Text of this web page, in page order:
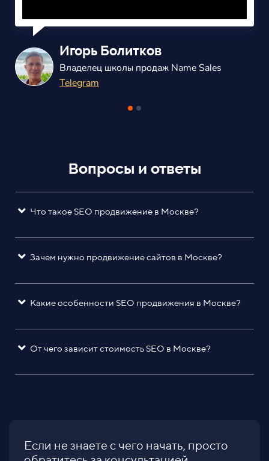
Александр Балаш
Владелец маркетингового агенства
ВКонтакте
Вопросы и ответы
Что такое SEO продвижение в Москве?
Зачем нужно продвижение сайтов в Москве?
Какие особенности SEO продвижения в Москве?
От чего зависит стоимость SEO в Москве?
Если не знаете с чего начать, просто